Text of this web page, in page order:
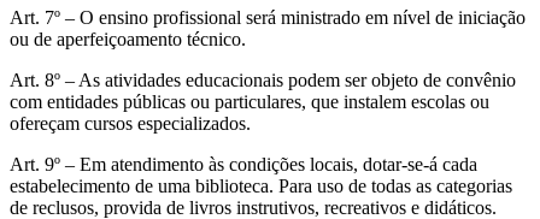
Art. 7º – O ensino profissional será ministrado em nível de iniciação
ou de aperfeiçoamento técnico.
Art. 8º – As atividades educacionais podem ser objeto de convênio
com entidades públicas ou particulares, que instalem escolas ou
ofereçam cursos especializados.
Art. 9º – Em atendimento às condições locais, dotar-se-á cada
estabelecimento de uma biblioteca. Para uso de todas as categorias
de reclusos, provida de livros instrutivos, recreativos e didáticos.